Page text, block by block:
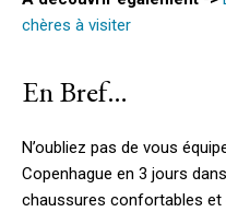
chères à visiter
En Bref…
N’oubliez pas de vous
Copenhague en 3 jours
chaussures confortables et